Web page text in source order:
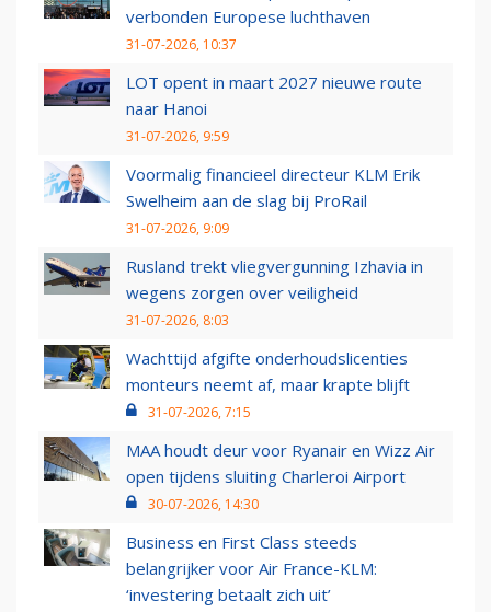
verbonden Europese luchthaven
31-07-2026, 10:37
LOT opent in maart 2027 nieuwe route
naar Hanoi
31-07-2026, 9:59
Voormalig financieel directeur KLM Erik
Swelheim aan de slag bij ProRail
31-07-2026, 9:09
Rusland trekt vliegvergunning Izhavia in
wegens zorgen over veiligheid
31-07-2026, 8:03
Wachttijd afgifte onderhoudslicenties
monteurs neemt af, maar krapte blijft
31-07-2026, 7:15
MAA houdt deur voor Ryanair en Wizz Air
open tijdens sluiting Charleroi Airport
30-07-2026, 14:30
Business en First Class steeds
belangrijker voor Air France-KLM:
‘investering betaalt zich uit’